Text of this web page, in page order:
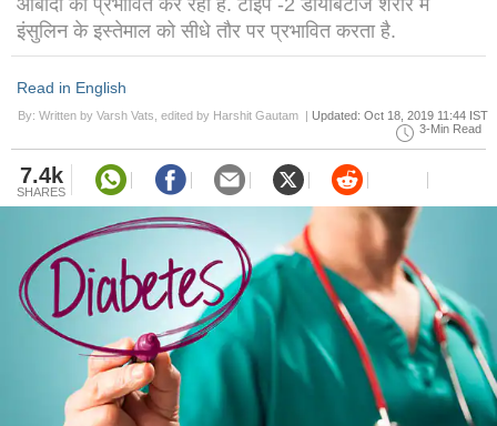
आबादी को प्रभावित कर रहा है. टाइप -2 डायबिटीज शरीर में
इंसुलिन के इस्तेमाल को सीधे तौर पर प्रभावित करता है.
Read in English
By: Written by Varsh Vats, edited by Harshit Gautam |
Updated: Oct 18, 2019 11:44 IST
3-Min Read
7.4k
SHARES